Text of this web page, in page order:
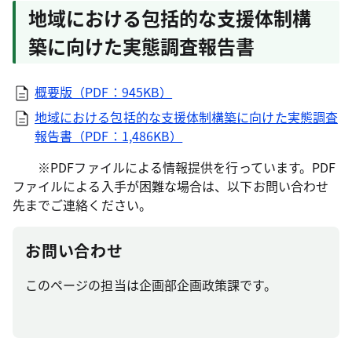
地域における包括的な支援体制構
築に向けた実態調査報告書
概要版（PDF：945KB）
地域における包括的な支援体制構築に向けた実態調査
報告書（PDF：1,486KB）
※PDFファイルによる情報提供を行っています。PDF
ファイルによる入手が困難な場合は、以下お問い合わせ
先までご連絡ください。
お問い合わせ
このページの担当は企画部企画政策課です。